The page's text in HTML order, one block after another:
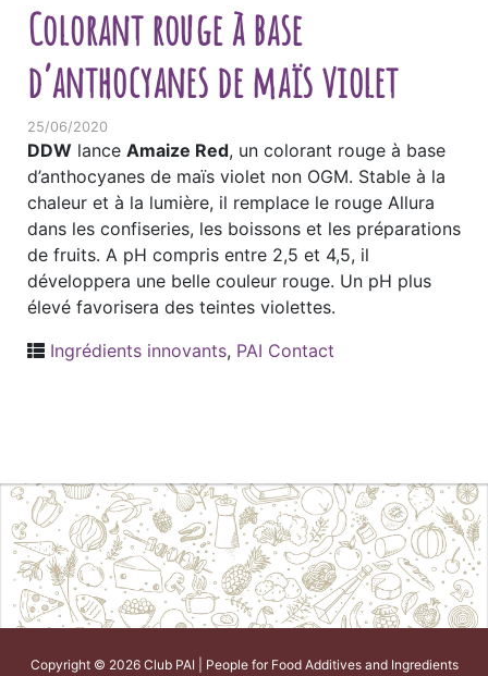
Colorant rouge à base
d’anthocyanes de maïs violet
25/06/2020
DDW lance Amaize Red, un colorant rouge à base
d’anthocyanes de maïs violet non OGM. Stable à la
chaleur et à la lumière, il remplace le rouge Allura
dans les confiseries, les boissons et les préparations
de fruits. A pH compris entre 2,5 et 4,5, il
développera une belle couleur rouge. Un pH plus
élevé favorisera des teintes violettes.
Ingrédients innovants, PAI Contact
Copyright © 2026 Club PAI | People for Food Additives and Ingredients